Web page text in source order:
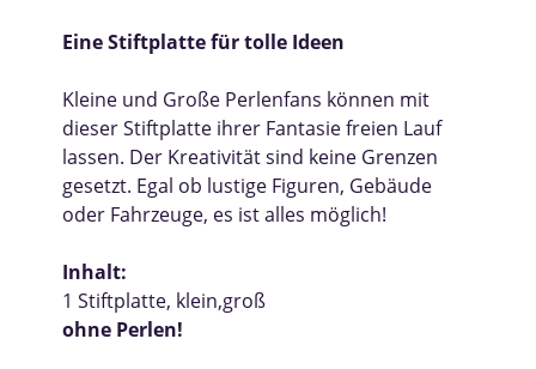
Eine Stiftplatte für tolle Ideen
Kleine und Große Perlenfans können mit
dieser Stiftplatte ihrer Fantasie freien Lauf
lassen. Der Kreativität sind keine Grenzen
gesetzt. Egal ob lustige Figuren, Gebäude
oder Fahrzeuge, es ist alles möglich!
Inhalt:
1 Stiftplatte, klein,groß
ohne Perlen!